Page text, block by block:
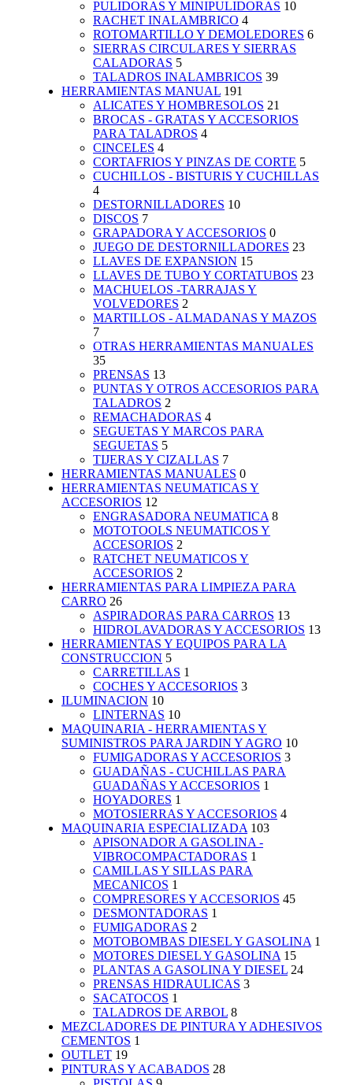
PULIDORAS Y MINIPULIDORAS 10
RACHET INALAMBRICO 4
ROTOMARTILLO Y DEMOLEDORES 6
SIERRAS CIRCULARES Y SIERRAS
CALADORAS 5
TALADROS INALAMBRICOS 39
HERRAMIENTAS MANUAL 191
ALICATES Y HOMBRESOLOS 21
BROCAS - GRATAS Y ACCESORIOS
PARA TALADROS 4
CINCELES 4
CORTAFRIOS Y PINZAS DE CORTE 5
CUCHILLOS - BISTURIS Y CUCHILLAS
4
DESTORNILLADORES 10
DISCOS 7
GRAPADORA Y ACCESORIOS 0
JUEGO DE DESTORNILLADORES 23
LLAVES DE EXPANSION 15
LLAVES DE TUBO Y CORTATUBOS 23
MACHUELOS -TARRAJAS Y
VOLVEDORES 2
MARTILLOS - ALMADANAS Y MAZOS
7
OTRAS HERRAMIENTAS MANUALES
35
PRENSAS 13
PUNTAS Y OTROS ACCESORIOS PARA
TALADROS 2
REMACHADORAS 4
SEGUETAS Y MARCOS PARA
SEGUETAS 5
TIJERAS Y CIZALLAS 7
HERRAMIENTAS MANUALES 0
HERRAMIENTAS NEUMATICAS Y
ACCESORIOS 12
ENGRASADORA NEUMATICA 8
MOTOTOOLS NEUMATICOS Y
ACCESORIOS 2
RATCHET NEUMATICOS Y
ACCESORIOS 2
HERRAMIENTAS PARA LIMPIEZA PARA
CARRO 26
ASPIRADORAS PARA CARROS 13
HIDROLAVADORAS Y ACCESORIOS 13
HERRAMIENTAS Y EQUIPOS PARA LA
CONSTRUCCION 5
CARRETILLAS 1
COCHES Y ACCESORIOS 3
ILUMINACION 10
LINTERNAS 10
MAQUINARIA - HERRAMIENTAS Y
SUMINISTROS PARA JARDIN Y AGRO 10
FUMIGADORAS Y ACCESORIOS 3
GUADAÑAS - CUCHILLAS PARA
GUADAÑAS Y ACCESORIOS 1
HOYADORES 1
MOTOSIERRAS Y ACCESORIOS 4
MAQUINARIA ESPECIALIZADA 103
APISONADOR A GASOLINA -
VIBROCOMPACTADORAS 1
CAMILLAS Y SILLAS PARA
MECANICOS 1
COMPRESORES Y ACCESORIOS 45
DESMONTADORAS 1
FUMIGADORAS 2
MOTOBOMBAS DIESEL Y GASOLINA 1
MOTORES DIESEL Y GASOLINA 15
PLANTAS A GASOLINA Y DIESEL 24
PRENSAS HIDRAULICAS 3
SACATOCOS 1
TALADROS DE ARBOL 8
MEZCLADORES DE PINTURA Y ADHESIVOS
CEMENTOS 1
OUTLET 19
PINTURAS Y ACABADOS 28